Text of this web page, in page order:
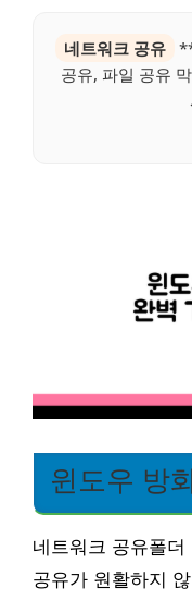
네트워크 공유
공유, 파일 공유
윈도우 방
네트워크 공유폴
공유가 원활하지